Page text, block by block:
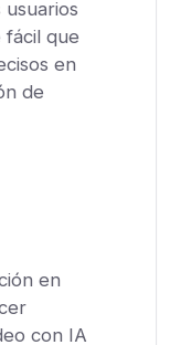
fácil que
en
de
en
con IA